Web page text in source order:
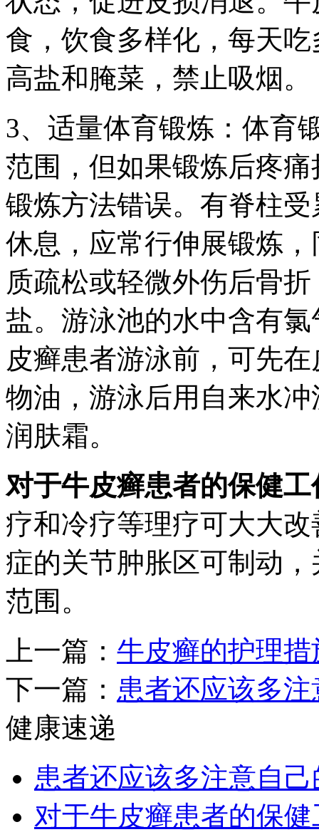
食，饮食多样化，每天
高盐和腌菜，禁止吸烟。
3、适量体育锻炼：体育
范围，但如果锻炼后疼
锻炼方法错误。有脊柱
休息，应常行伸展锻炼
质疏松或轻微外伤后骨
盐。游泳池的水中含有
皮癣患者游泳前，可先
物油，游泳后用自来水
润肤霜。
对于牛皮癣患者的保健工
疗和冷疗等理疗可大大
症的关节肿胀区可制动
范围。
上一篇： 牛皮癣的护理
下一篇： 患者还应该多
健康速递
患者还应该多注意自
对于牛皮癣患者的保健